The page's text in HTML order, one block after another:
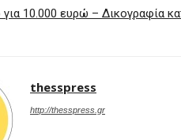
για 10.000 ευρώ – Δικογραφία
thesspress
http://thesspress.gr